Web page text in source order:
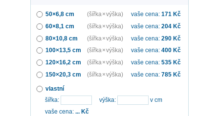
50×6,8 cm (šířka × výška) vaše cena: 171 Kč
60×8,1 cm
(šířka × výška) vaše cena: 204 Kč
80×10,8 cm
(šířka × výška) vaše cena: 290 Kč
100×13,5 cm
(šířka × výška) vaše cena: 400 Kč
120×16,2 cm
(šířka × výška) vaše cena: 535 Kč
150×20,3 cm
(šířka × výška) vaše cena: 785 Kč
vlastní
šířka:
výška:
v cm
vaše cena: ... Kč